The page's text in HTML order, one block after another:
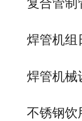
复合管
焊管机
焊管机
不锈钢